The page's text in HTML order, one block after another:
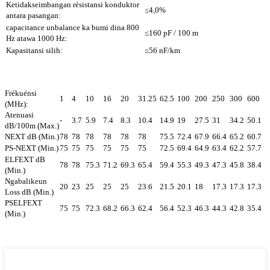
Ketidakseimbangan résistansi konduktor
antara pasangan:
≤4,0%
capacitance unbalance ka bumi dina 800
Hz atawa 1000 Hz:
≤160 pF / 100 m
Kapasitansi silih:
≤56 nF/km
Frékuénsi
(MHz):
1 4 10 16 20 31.25 62.5 100 200 250 300 600
Atenuasi
dB/100m (Max.)
- 3.7 5.9 7.4 8.3 10.4 14.9 19 27.5 31 34.2 50.1
NEXT dB (Min.)78 78 78 78 78 78 75.5 72.4 67.9 66.4 65.2 60.7
PS-NEXT (Min.)75 75 75 75 75 75 72.5 69.4 64.9 63.4 62.2 57.7
ELFEXT dB
(Min.)
78 78 75.3 71.2 69.3 65.4 59.4 55.3 49.3 47.3 45.8 38.4
Ngabalikeun
Loss dB (Min.)
20 23 25 25 25 23.6 21.5 20.1 18 17.3 17.3 17.3
PSELFEXT
(Min.)
75 75 72.3 68.2 66.3 62.4 56.4 52.3 46.3 44.3 42.8 35.4